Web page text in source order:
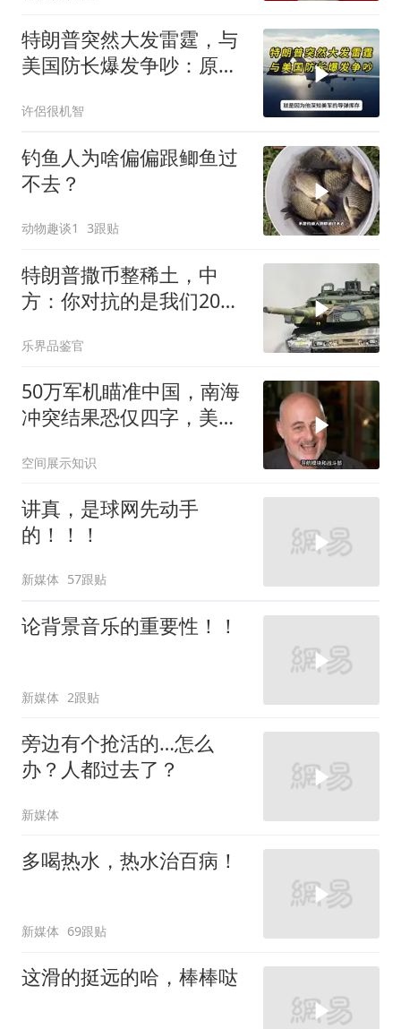
特朗普突然大发雷霆，与
美国防长爆发争吵：原来
许侶很机智
钓鱼人为啥偏偏跟鲫鱼过
不去？
动物趣谈1 3跟贴
特朗普撒币整稀土，中
方：你对抗的是我们20年
乐界品鉴官
50万军机瞄准中国，南海
冲突结果恐仅四字，美防
空间展示知识
讲真，是球网先动手
的！！！
新媒体 57跟贴
论背景音乐的重要性！！
新媒体 2跟贴
旁边有个抢活的…怎么
办？人都过去了？
新媒体
多喝热水，热水治百病！
新媒体 69跟贴
这滑的挺远的哈，棒棒哒